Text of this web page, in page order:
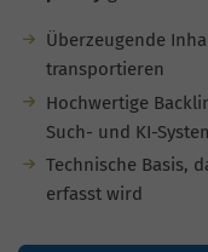
Überzeugende
transportieren
Hochwertige
Such- und KI-
Technische Basis,
erfasst wird